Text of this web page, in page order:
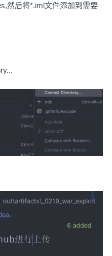
然后将*.iml文件添加到需要